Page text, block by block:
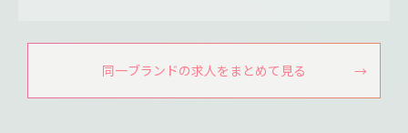
同一ブランドの求人をまとめて見る